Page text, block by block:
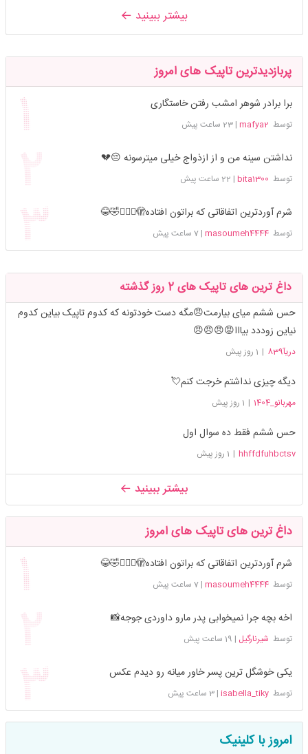
بیشتر ببینید
پربازدیدترین تاپیک های امروز
برا برادر شوهر امشب رفتن خاستگاری
توسط mafya2
|23 ساعت پیش
نداشتن سینه من و از ازذواج خیلی میترسونه 😔💔
توسط bita1300
| 22 ساعت پیش
شرم آوردترین اتفاقاتی که براتون افتاده🫣🤦🏻‍♀️🤣😂
توسطmasoumeh4444
|7 ساعت پیش
داغ ترین های تاپیک های 2 روز گذشته
حس ششم میای بیارمت😠مگه دست خودتونه که کدوم تاپیک بیاین کدوم
نیاین زوددد بیااا😡😠😠😠
دریآ839 | 1 روز پیش
دیگه چیزی نداشتم خرجت کنم💘
مهربانو_1404 | 1 روز پیش
حس ششم فقط ده سوال اول
hhffdfuhbctsv
| 1 روز پیش
بیشتر ببینید
داغ ترین های تاپیک های امروز
شرم آوردترین اتفاقاتی که براتون افتاده🫣🤦🏻‍♀️🤣😂
توسطmasoumeh4444
|7 ساعت پیش
اخه بچه جرا نمیخوابی پدر مارو داوردی جوجه📸
توسط شیرنارگیل | 19 ساعت پیش
یکی خوشگل ترین پسر خاور میانه رو دیدم عکس
توسطisabella_tiky
|3 ساعت پیش
امروز با کلینیک